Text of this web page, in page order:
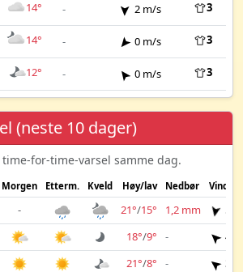
14° - 2 m/s 3
14° - 0 m/s 3
12° - 0 m/s 3
(neste 10 dager)
for-time-varsel samme dag.
Morgen Etterm. Kveld Høy/lav Nedbør Vind
- 21°/15° 1,2 mm
5
18°/9° -
4
21°/8° -
3